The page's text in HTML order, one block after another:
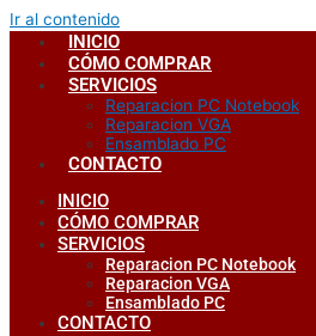
Ir al contenido
INICIO
CÓMO COMPRAR
SERVICIOS
Reparacion PC Notebook
Reparacion VGA
Ensamblado PC
CONTACTO
INICIO
CÓMO COMPRAR
SERVICIOS
Reparacion PC Notebook
Reparacion VGA
Ensamblado PC
CONTACTO